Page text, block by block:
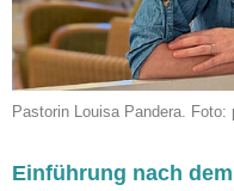
Pastorin Louisa Pandera. Foto:
Einführung nach